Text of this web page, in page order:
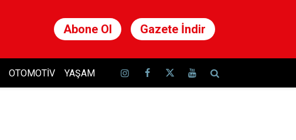
Abone Ol Gazete İndir
OTOMOTIV YAŞAM